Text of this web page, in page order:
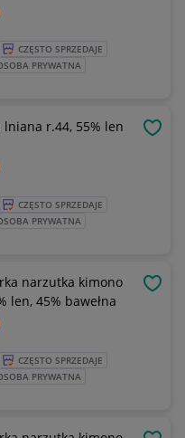
CZĘSTO SPRZEDAJE
PRYWATNA
lniana r.44, 55% len
CZĘSTO SPRZEDAJE
PRYWATNA
narzutka kimono
len, 45% bawełna
CZĘSTO SPRZEDAJE
PRYWATNA